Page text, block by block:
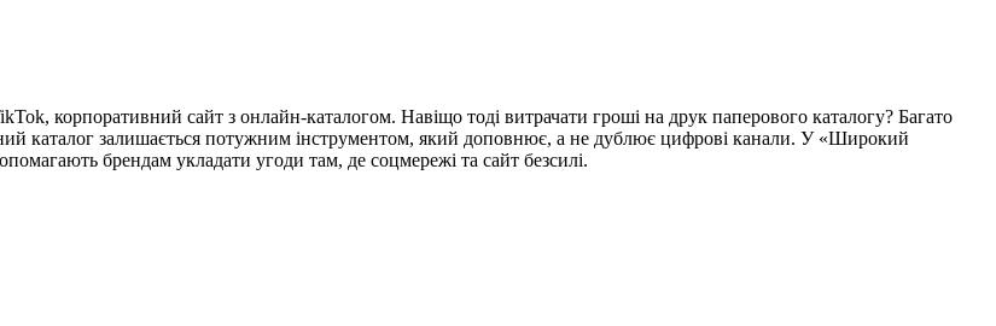
корпоративний сайт з онлайн-каталогом. Навіщо тоді витрачати гроші на друк паперового каталогу? Багато
каталог залишається потужним інструментом, який доповнює, а не дублює цифрові канали. У «Широкий
брендам укладати угоди там, де соцмережі та сайт безсилі.